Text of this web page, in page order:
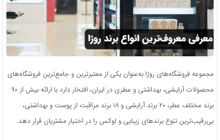
مجموعه فروشگاه‌های روژا به‌عنوان یکی از معتبرترین و جامع‌ترین فروشگاه‌های
محصولات آرایشی، بهداشتی و عطری در ایران، افتخار دارد با ارائه بیش از ۹۰
برند مختلف عطر، ۲۰ برند آرایشی و ۱۸ برند مراقبت از پوست و بهداشتی،
بی‌رقیب‌ترین تنوع برندهای زیبایی و لوکس را در اختیار مشتریان قرار دهد.